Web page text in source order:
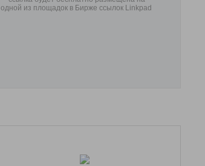
одной из площадок в Бирже ссылок Linkpad